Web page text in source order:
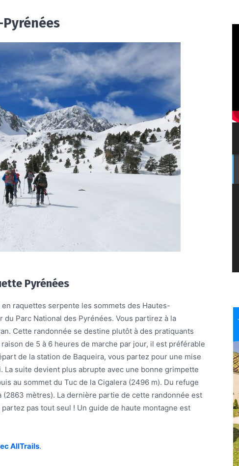
Pyrénées
raquettes serpente les sommets des Hautes-
Parc National des Pyrénées. Vous partirez à la
Cette randonnée se destine plutôt à des pratiquants
de 5 à 6 heures de marche par jour, il est préférable
de la station de Baqueira, vous partez pour une mise
La suite devient plus abrupte avec une bonne grimpette
au sommet du Tuc de la Cigalera (2496 m). Du refuge
(2863 mètres). La dernière partie de cette randonnée est
pas tout seul ! Un guide de haute montagne est
AllTrails.